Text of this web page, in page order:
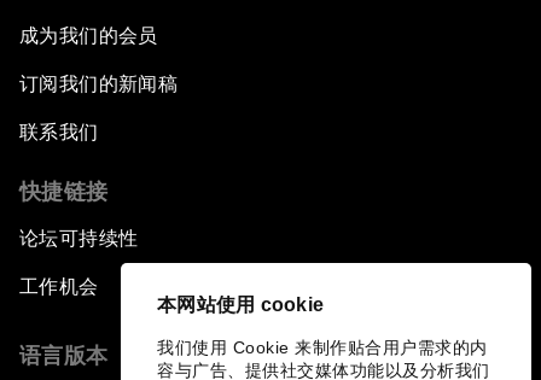
本网站使用 cookie
我们使用 Cookie 来制作贴合用户需求的内
容与广告、提供社交媒体功能以及分析我们
成为我们的会员
订阅我们的新闻稿
联系我们
快捷链接
论坛可持续性
工作机会
语言版本